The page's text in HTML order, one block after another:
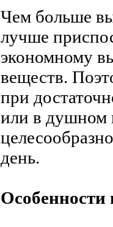
Чем больше
лучше
экономному
веществ.
при
или в душном
день.